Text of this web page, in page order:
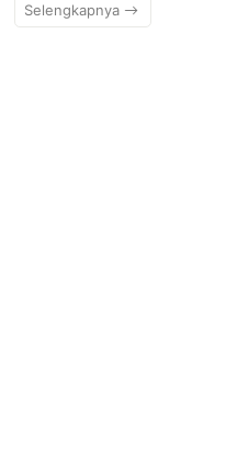
Selengkapnya